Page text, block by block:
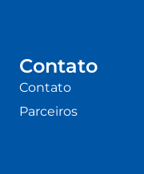
Contato
Contato
Parceiros